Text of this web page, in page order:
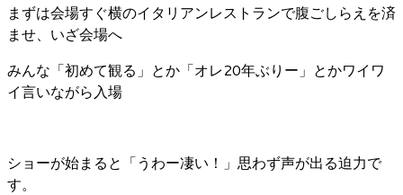
まずは会場すぐ横のイタリアンレストランで腹ごしらえを済
ませ、いざ会場へ
みんな「初めて観る」とか「オレ20年ぶりー」とかワイワ
イ言いながら入場
ショーが始まると「うわー凄い！」思わず声が出る迫力で
す。